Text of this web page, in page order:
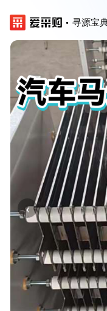
寻源宝
‹